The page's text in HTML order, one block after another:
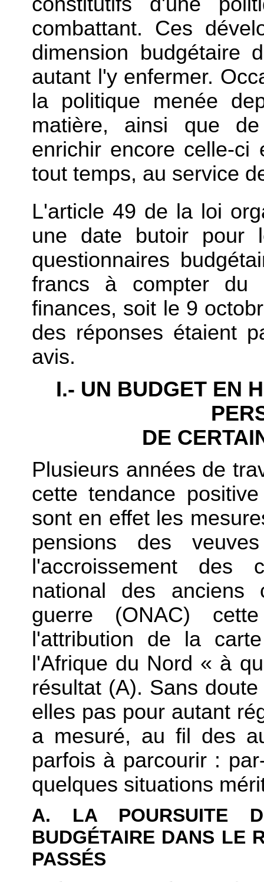
combattant. Ces
dimension budgétaire
autant l'y enfermer.
la politique menée
matière, ainsi que
enrichir encore celle-
tout temps, au service
L'article 49 de la loi
une date butoir pour
questionnaires
francs à compter
finances, soit le 9
des réponses étaient
avis.
I.- UN BUDGET EN
DE
Plusieurs années de
cette tendance
sont en effet les
pensions des
l'accroissement des
national des anciens
guerre (ONAC)
l'attribution de la
l'Afrique du Nord « à
résultat (A). Sans
elles pas pour autant
a mesuré, au fil des
parfois à parcourir :
quelques situations
A. LA POURSUITE
BUDGÉTAIRE DANS LE
PASSÉS